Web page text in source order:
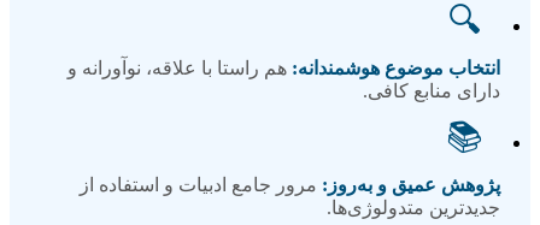
🔍
انتخاب موضوع هوشمندانه: هم راستا با علاقه، نوآورانه و
دارای منابع کافی.
📚
پژوهش عمیق و به‌روز: مرور جامع ادبیات و استفاده از
جدیدترین متدولوژی‌ها.